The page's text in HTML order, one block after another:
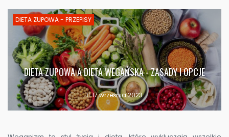
DIETA ZUPOWA - PRZEPISY
DIETA ZUPOWA A DIETA WEGAŃSKA - ZASADY I OPCJE
17 września 2023